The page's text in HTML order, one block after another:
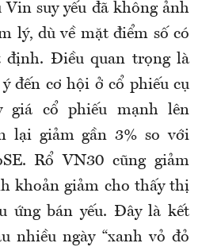
suy yếu đã không ảnh
lý, dù về mặt điểm số có
định. Điều quan trọng là
đến cơ hội ở cổ phiếu cụ
giá cổ phiếu mạnh lên
lại giảm gần 3% so với
Rổ VN30 cũng giảm
khoản giảm cho thấy thị
ứng bán yếu. Đây là kết
nhiều ngày “xanh vỏ đỏ